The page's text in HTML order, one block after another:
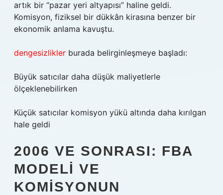
artık bir “pazar yeri altyapısı” haline geldi.
Komisyon, fiziksel bir dükkân kirasına benzer bir
ekonomik anlama kavuştu.
dengesizlikler burada belirginleşmeye başladı:
Büyük satıcılar daha düşük maliyetlerle
ölçeklenebilirken
Küçük satıcılar komisyon yükü altında daha kırılgan
hale geldi
2006 VE SONRASI: FBA
MODELI VE
KOMISYONUN